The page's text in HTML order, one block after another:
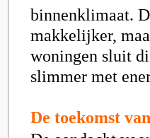
binnenklimaat.
makkelijker,
woningen sluit
slimmer met
De toekomst